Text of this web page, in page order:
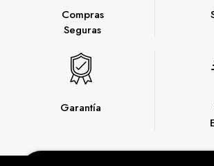
Garantía
Compras
Seguras